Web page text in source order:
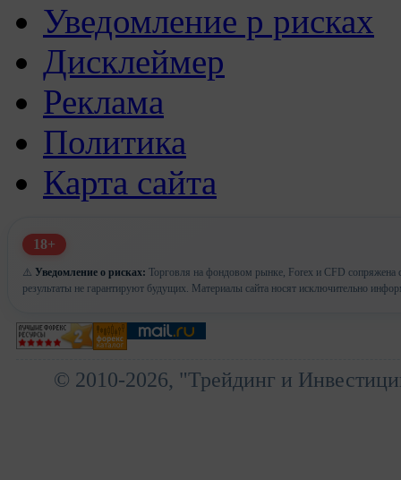
Уведомление р рисках
Дисклеймер
Реклама
Политика
Карта сайта
18+
⚠️ Уведомление о рисках: Торговля на фондовом рынке, Forex и CFD сопряжена
результаты не гарантируют будущих. Материалы сайта носят исключительно
© 2010-2026, "Трейдинг и